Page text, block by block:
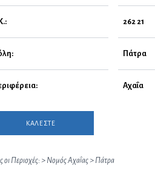
262 21
Πάτρα
Αχαΐα
ΚΑΛΕΣΤΕ
οι Περιοχές:> Νομός Αχαΐας> Πάτρα